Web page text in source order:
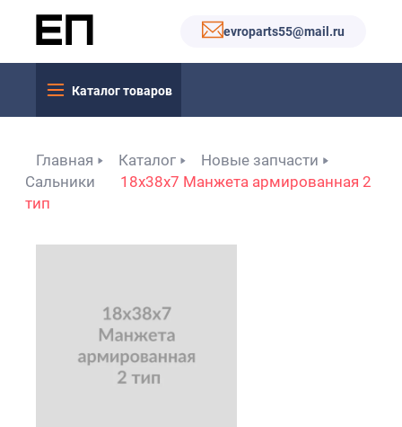
evroparts55@mail.ru
Каталог товаров
Главная Каталог
Новые запчасти
Сальники
18x38x7 Манжета армированная 2
тип